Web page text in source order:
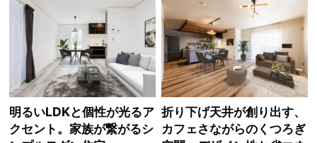
明るいLDKと個性が光るア
クセント。家族が繋がるシ
折り下げ天井が創り出す、
カフェさながらのくつろぎ